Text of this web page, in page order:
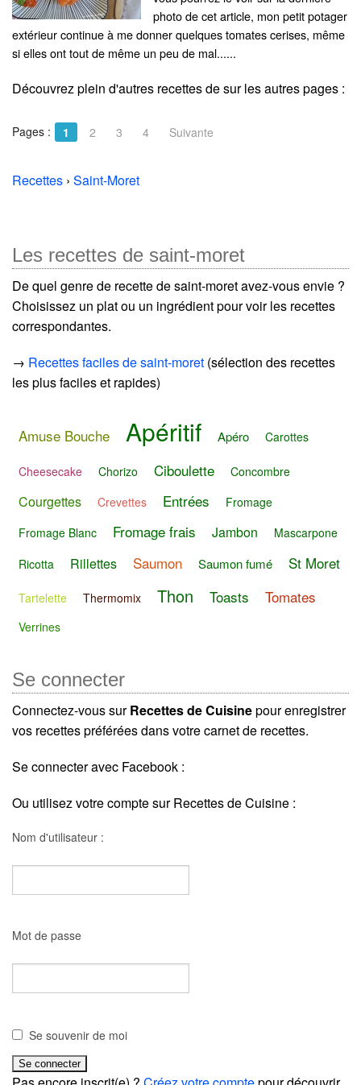
photo de cet article, mon petit potager
extérieur continue à me donner quelques tomates cerises, même
si elles ont tout de même un peu de mal......
Découvrez plein d'autres recettes desur les autres pages :
Pages : 1 2 3 4 Suivante
Recettes › Saint-Moret
Les recettes de saint-moret
De quel genre de recette de saint-moret avez-vous envie ?
Choisissez un plat ou un ingrédient pour voir les recettes
correspondantes.
→ Recettes faciles de saint-moret (sélection des recettes
les plus faciles et rapides)
Amuse Bouche Apéritif Apéro Carottes
Cheesecake Chorizo Ciboulette Concombre
Courgettes Crevettes Entrées
Fromage
Fromage Blanc
Fromage frais Jambon
Mascarpone
Ricotta
Rillettes Saumon Saumon fumé St Moret
Tartelette Thermomix Thon Toasts Tomates
Verrines
Se connecter
Connectez-vous surRecettes de Cuisinepour enregistrer
vos recettes préférées dans votre carnet de recettes.
Se connecter avec Facebook :
Ou utilisez votre compte sur Recettes de Cuisine :
Nom d'utilisateur :
Mot de passe
Se souvenir de moi